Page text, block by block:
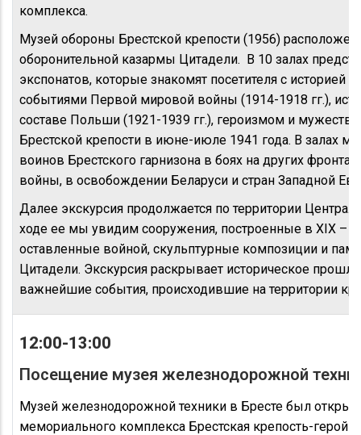
комплекса.
Музей обороны Брестской крепости (1956) расположен
оборонительной казармы Цитадели. В 10 залах
экспонатов, которые знакомят посетителя с историей
событиями Первой мировой войны (1914-1918 гг.),
составе Польши (1921-1939 гг.), героизмом и
Брестской крепости в июне-июле 1941 года. В залах
воинов Брестского гарнизона в боях на других
войны, в освобождении Беларуси и стран Западной
Далее экскурсия продолжается по территории
ходе ее мы увидим сооружения, построенные в ХIХ –
оставленные войной, скульптурные композиции и
Цитадели. Экскурсия раскрывает историческое
важнейшие события, происходившие на территории
12:00-13:00
Посещение музея железнодорожной
Музей железнодорожной техники в Бресте был открыт
мемориального комплекса Брестская крепость-герой